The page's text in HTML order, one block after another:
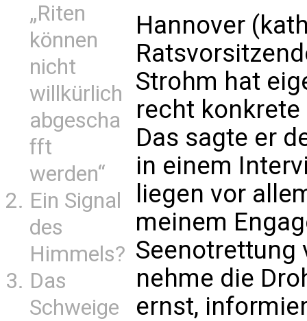
„Riten
können
nicht
willkürlich
abgescha
fft
werden“
Ein Signal
des
Himmels?
Das
Schweige
Hannover
Strohm hat
recht
Das sagte er
in einem
liegen vor
meinem
Seenotrettung
nehme die
ernst,